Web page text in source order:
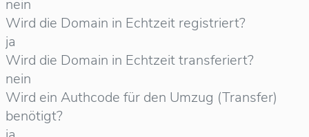
nein
Wird die Domain in Echtzeit registriert?
ja
Wird die Domain in Echtzeit transferiert?
nein
Wird ein Authcode für den Umzug (Transfer)
benötigt?